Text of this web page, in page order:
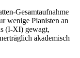
Gesamtaufnahme
wenige Pianisten an
(I-XI) gewagt,
akademisch